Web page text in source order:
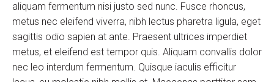
aliquam fermentum nisi justo sed nunc. Fusce rhoncus,
metus nec eleifend viverra, nibh lectus pharetra ligula, eget
sagittis odio sapien at ante. Praesent ultrices imperdiet
metus, et eleifend est tempor quis. Aliquam convallis dolor
nec leo interdum fermentum. Quisque iaculis efficitur